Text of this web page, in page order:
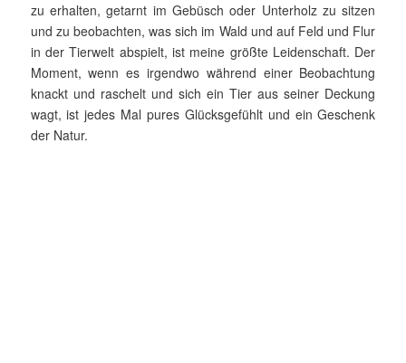
zu erhalten, getarnt im Gebüsch oder Unterholz zu sitzen
und zu beobachten, was sich im Wald und auf Feld und Flur
in der Tierwelt abspielt, ist meine größte Leidenschaft. Der
Mo­ment, wenn es irgendwo während einer Beobachtung
knackt und raschelt und sich ein Tier aus seiner Deckung
wagt, ist jedes Mal pures Glücksgefühlt und ein Geschenk
der Natur.